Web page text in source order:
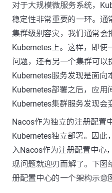
对于大规模微服务系统，
稳定性非常重要的一环。通
集群级别容灾，我们通常会
Kubernetes上。这样，即使
问题，还有另一个集群可以
Kubernetes服务发现是面向
Kubernetes部署之后，应用
Kubernetes集群服务发现会
Nacos作为独立的注册配置
Kubernetes独立部署。因此
入Nacos作为注册配置中心
现问题就迎刃而解了。下图
册配置中心的一个架构示意